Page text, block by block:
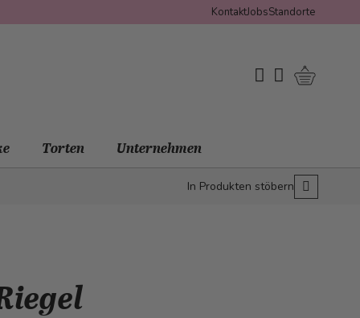
KontaktJobsStandorte
My Wishlist
Mein Konto
Torten Unternehmen
In Produkten stöbern